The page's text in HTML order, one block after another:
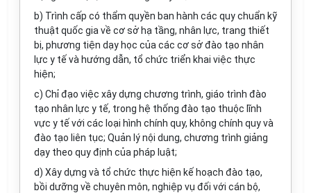
b) Trình cấp có thẩm quyền ban hành các quy chuẩn kỹ
thuật quốc gia về cơ sở hạ tầng, nhân lực, trang thiết
bị, phương tiện dạy học của các cơ sở đào tạo nhân
lực y tế và hướng dẫn, tổ chức triển khai việc thực
hiện;
c) Chỉ đạo việc xây dựng chương trình, giáo trình đào
tạo nhân lực y tế, trong hệ thống đào tạo thuộc lĩnh
vực y tế với các loại hình chính quy, không chính quy và
đào tạo liên tục; Quản lý nội dung, chương trình giảng
dạy theo quy định của pháp luật;
d) Xây dựng và tổ chức thực hiện kế hoạch đào tạo,
bồi dưỡng về chuyên môn, nghiệp vụ đối với cán bộ,